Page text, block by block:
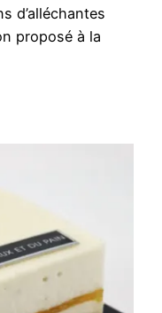
d’alléchantes
proposé à la